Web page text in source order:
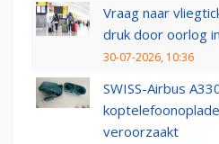
Vraag naar
druk door oorlog
30-07-2026, 10:36
SWISS-Airbus
veroorzaakt